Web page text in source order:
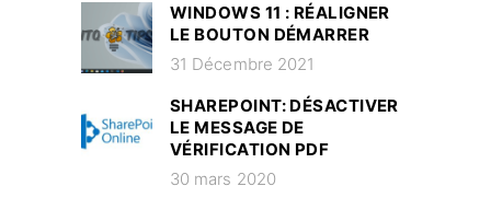
WINDOWS 11 : RÉALIGNER
LE BOUTON DÉMARRER
31 Décembre 2021
SHAREPOINT: DÉSACTIVER
LE MESSAGE DE
VÉRIFICATION PDF
30 mars 2020